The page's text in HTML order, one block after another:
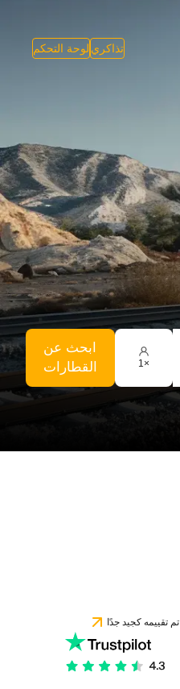
تذاكري لوحة التحكم
×
1
ابحث عن
القطارات
تم تقييمه كجيد جدًا